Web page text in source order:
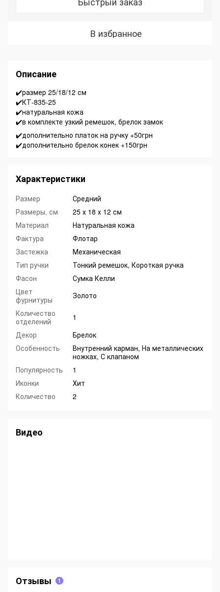
В избранное
Описание
✔️размер 25/18/12 см
✔️КТ-835-25
✔️натуральная кожа
✔️в комплекте узкий ремешок, брелок замок
✔️дополнительно платок на ручку +50грн
✔️дополнительно брелок конек +150грн
Характеристики
Размер
Средний
Размеры, см
25 х 18 х 12 см
Материал
Натуральная кожа
Фактура
Флотар
Застежка
Механическая
Тип ручки
Тонкий ремешок, Короткая ручка
Фасон
Сумка Келли
Цвет
фурнитуры
Золото
Количество
отделений
1
Декор
Брелок
Особенность
Внутренний карман, На металлических
ножках, С клапаном
Популярность
1
Иконки
Хит
Количество
2
Видео
Отзывы 1